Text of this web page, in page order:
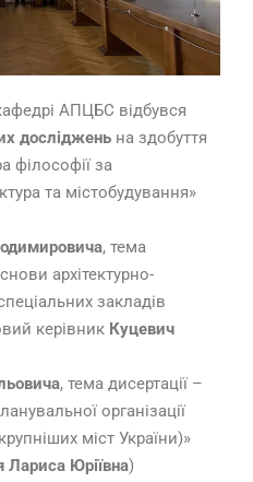
АПЦБС відбувся
досліджень на здобуття
філософії за
та містобудування»
, тема
архітектурно-
закладів
керівник Куцевич
, тема дисертації –
організації
міст України)»
Лариса Юріївна)